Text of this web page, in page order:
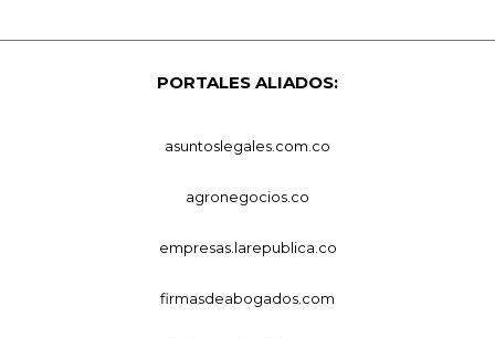
PORTALES ALIADOS:
asuntoslegales.com.co
agronegocios.co
empresas.larepublica.co
firmasdeabogados.com